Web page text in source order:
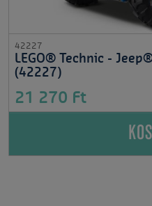
42227
LEGO® Technic -
(42227)
21 270 Ft